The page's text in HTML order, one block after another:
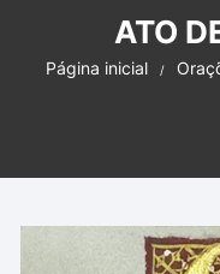
ATO
Página inicial